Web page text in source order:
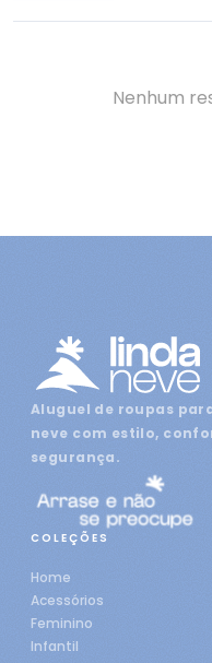
Nenhum
Aluguel de roupas
neve com estilo,
segurança.
COLEÇÕES
Home
Acessórios
Feminino
Infantil